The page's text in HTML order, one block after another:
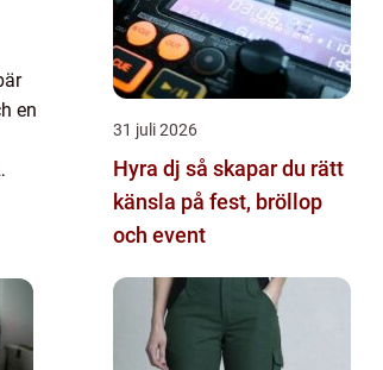
en
31 juli 2026
Hyra dj så skapar du rätt
känsla på fest, bröllop
och event